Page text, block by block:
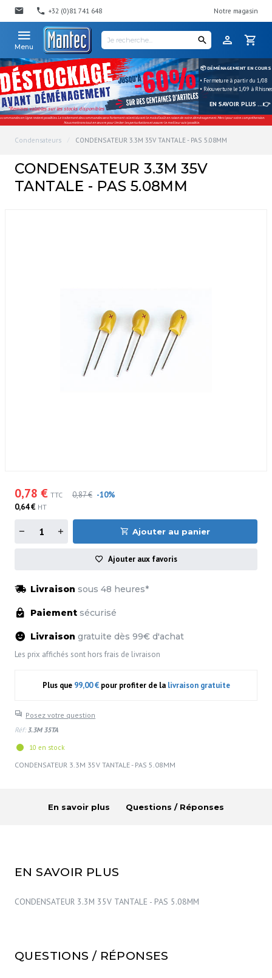
+32 (0)81 741 648 Notre magasin
Menu
*Remises valables sur les stocks disponibles
📦 DÉMÉNAGEMENT EN COURS
• Fermeture à partir du 1/08
• Réouverture le 1/09 à
EN SAVOIR PLUS ...👉
commandes en ligne restent possibles. Le traitement des commandes sera fortement ralenti durant le mois d'août en raison de notre déménagement. Merci pour votre compréhension.
Nous mettrons tout en œuvre pour limiter les perturbations et assurer le meilleur suivi possible.
Condensateurs CONDENSATEUR 3.3M 35V TANTALE - PAS 5.08MM
CONDENSATEUR 3.3M 35V
TANTALE - PAS 5.08MM
0,78 € TTC 0,87 € -10%
0,64 € HT
Ajouter au panier
Ajouter aux favoris
Livraison sous 48 heures*
Paiement sécurisé
Livraison gratuite dès 99€ d'achat
Les prix affichés sont hors frais de livraison
Plus que 99,00 €pour profiter de la livraison gratuite
Posez votre question
Réf: 3.3M 35TA
10 en stock
CONDENSATEUR 3.3M 35V TANTALE - PAS 5.08MM
En savoir plus Questions / Réponses
EN SAVOIR PLUS
CONDENSATEUR 3.3M 35V TANTALE - PAS 5.08MM
QUESTIONS / RÉPONSES